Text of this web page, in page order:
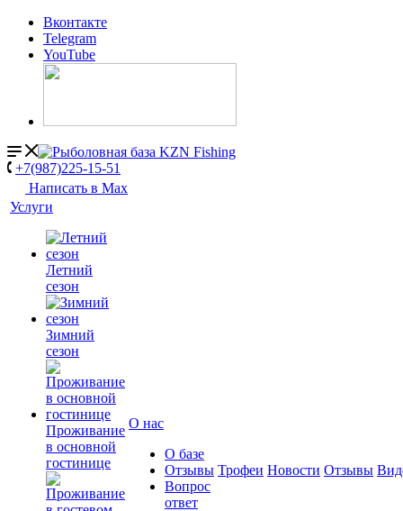
Вконтакте
Telegram
YouTube
+7(987)225-15-51
Написать в Мах
Услуги
Летний
сезон
Зимний
сезон
Проживание
в основной
гостинице
О нас
О базе
Отзывы
Вопрос
ответ
Трофеи Новости Отзывы